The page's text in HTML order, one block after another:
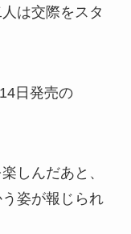
は交際をスタ
日発売の
しんだあと、
姿が報じられ